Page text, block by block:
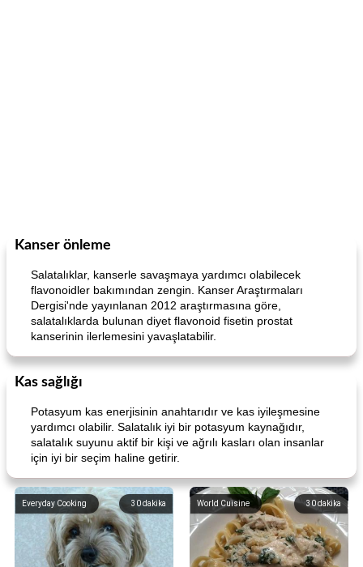
Kanser önleme
Salatalıklar, kanserle savaşmaya yardımcı olabilecek
flavonoidler bakımından zengin. Kanser Araştırmaları
Dergisi'nde yayınlanan 2012 araştırmasına göre,
salatalıklarda bulunan diyet flavonoid fisetin prostat
kanserinin ilerlemesini yavaşlatabilir.
Kas sağlığı
Potasyum kas enerjisinin anahtarıdır ve kas iyileşmesine
yardımcı olabilir. Salatalık iyi bir potasyum kaynağıdır,
salatalık suyunu aktif bir kişi ve ağrılı kasları olan insanlar
için iyi bir seçim haline getirir.
30dakika
Everyday Cooking 30dakika
World Cuisine